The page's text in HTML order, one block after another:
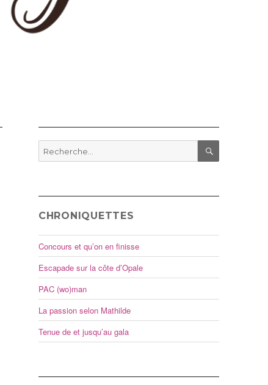
Recherche
pour
CHRONIQUETTES
Concours et qu’on en finisse
Escapade sur la côte d’Opale
PAC (wo)man
La passion selon Mathilde
Tenue de et jusqu’au gala